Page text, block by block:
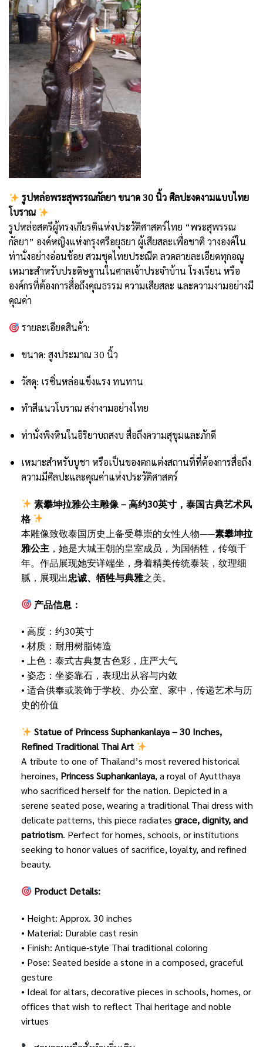
รูปหล่อพระสุพรรณกัลยา ขนาด 30 นิ้ว ศิลปะงดงามแบบไทย
โบราณ
รูปหล่อสตรีผู้ทรงเกียรติแห่งประวัติศาสตร์ไทย “พระสุพรรณ
กัลยา” องค์หญิงแห่งกรุงศรีอยุธยา ผู้เสียสละเพื่อชาติ วางองค์ใน
ท่านั่งอย่างอ่อนช้อย สวมชุดไทยประณีต ลวดลายละเอียดทุกอณู
เหมาะสำหรับประดิษฐานในศาลเจ้าประจำบ้าน โรงเรียน หรือ
องค์กรที่ต้องการสื่อถึงคุณธรรม ความเสียสละ และความงามอย่างมี
คุณค่า
รายละเอียดสินค้า:
ขนาด: สูงประมาณ 30 นิ้ว
วัสดุ: เรซิ่นหล่อแข็งแรง ทนทาน
ทำสีแนวโบราณ สง่างามอย่างไทย
ท่านั่งพิงหินในอิริยาบถสงบ สื่อถึงความสุขุมและภักดี
เหมาะสำหรับบูชา หรือเป็นของตกแต่งสถานที่ที่ต้องการสื่อถึง
ความมีศิลปะและคุณค่าแห่งประวัติศาสตร์
素攀坤拉雅公主雕像 – 高约30英寸，泰国古典艺术风
格
本雕像致敬泰国历史上备受尊崇的女性人物——素攀坤拉
雅公主，她是大城王朝的皇室成员，为国牺牲，传颂千
年。作品展现她安详端坐，身着精美传统泰装，纹理细
腻，展现出忠诚、牺牲与典雅之美。
产品信息：
• 高度：约30英寸
• 材质：耐用树脂铸造
• 上色：泰式古典复古色彩，庄严大气
• 姿态：坐姿靠石，表现出从容与内敛
• 适合供奉或装饰于学校、办公室、家中，传递艺术与历
史的价值
Statue of Princess Suphankanlaya – 30 Inches,
Refined Traditional Thai Art
A tribute to one of Thailand’s most revered historical
heroines, Princess Suphankanlaya, a royal of Ayutthaya
who sacrificed herself for the nation. Depicted in a
serene seated pose, wearing a traditional Thai dress with
delicate patterns, this piece radiates grace, dignity, and
patriotism. Perfect for homes, schools, or institutions
seeking to honor values of sacrifice, loyalty, and refined
beauty.
Product Details:
• Height: Approx. 30 inches
• Material: Durable cast resin
• Finish: Antique-style Thai traditional coloring
• Pose: Seated beside a stone in a composed, graceful
gesture
• Ideal for altars, decorative pieces in schools, homes, or
offices that wish to reflect Thai heritage and noble
virtues